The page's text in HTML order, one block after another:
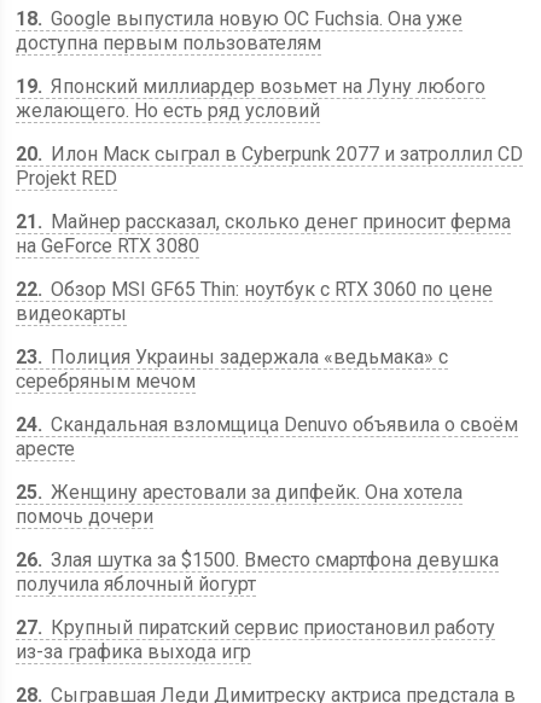
18 Google выпустила новую ОС Fuchsia. Она уже
доступна первым пользователям
19 Японский миллиардер возьмет на Луну любого
желающего. Но есть ряд условий
20
Илон Маск сыграл в Cyberpunk 2077 и затроллил CD
Projekt RED
21
Майнер рассказал, сколько денег приносит ферма
на GeForce RTX 3080
22 Обзор MSI GF65 Thin: ноутбук с RTX 3060 по цене
видеокарты
23
Полиция Украины задержала «ведьмака» с
серебряным мечом
24 Скандальная взломщица Denuvo объявила о своём
аресте
25 Женщину арестовали за дипфейк. Она хотела
помочь дочери
26 Злая шутка за $1500. Вместо смартфона девушка
получила яблочный йогурт
27
Крупный пиратский сервис приостановил работу
из-за графика выхода игр
28 Сыгравшая Леди Димитреску актриса предстала в